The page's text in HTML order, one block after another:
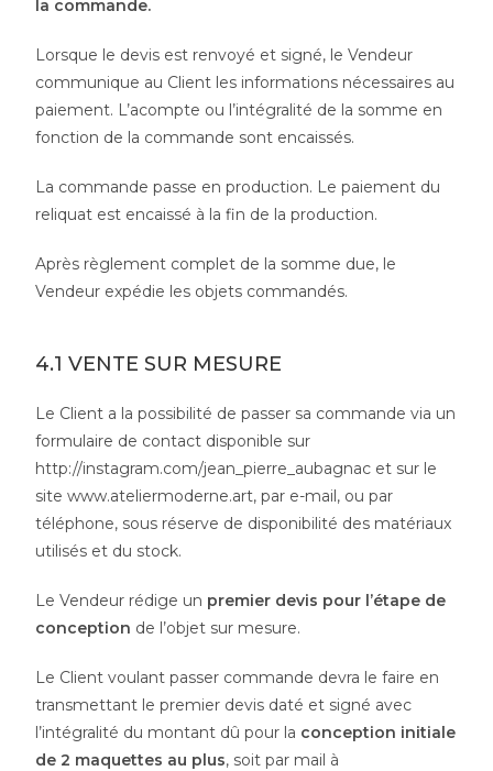
la commande.
Lorsque le devis est renvoyé et signé, le Vendeur
communique au Client les informations nécessaires au
paiement. L’acompte ou l’intégralité de la somme en
fonction de la commande sont encaissés.
La commande passe en production. Le paiement du
reliquat est encaissé à la fin de la production.
Après règlement complet de la somme due, le
Vendeur expédie les objets commandés.
4.1 VENTE SUR MESURE
Le Client a la possibilité de passer sa commande via un
formulaire de contact disponible sur
http://instagram.com/jean_pierre_aubagnac et sur le
site www.ateliermoderne.art, par e-mail, ou par
téléphone, sous réserve de disponibilité des matériaux
utilisés et du stock.
Le Vendeur rédige un premier devis pour l’étape de
conception de l’objet sur mesure.
Le Client voulant passer commande devra le faire en
transmettant le premier devis daté et signé avec
l’intégralité du montant dû pour la conception initiale
de 2 maquettes au plus, soit par mail à